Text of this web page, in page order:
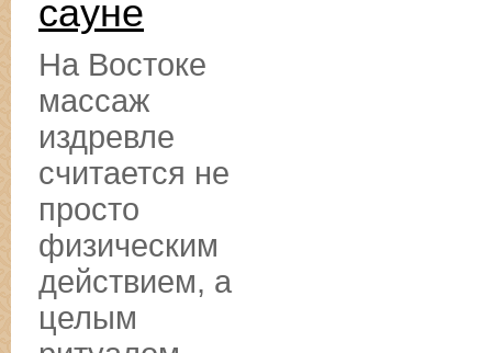
сауне
На Востоке
массаж
издревле
считается не
просто
физическим
действием, а
целым